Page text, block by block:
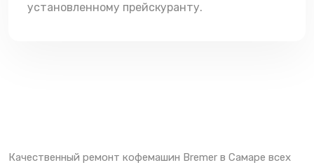
установленному прейскуранту.
Качественный ремонт кофемашин Bremer в Самаре всех